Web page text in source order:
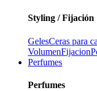
Styling / Fijación
GelesCeras para
VolumenFijacion
Perfumes
Perfumes